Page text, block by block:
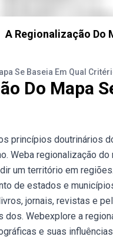
A Regionalização Do
Se Baseia Em Qual
Do Mapa
princípios doutrinários
Weba regionalização
um território em
de estados e
jornais, revistas e
Webexplore a
e suas